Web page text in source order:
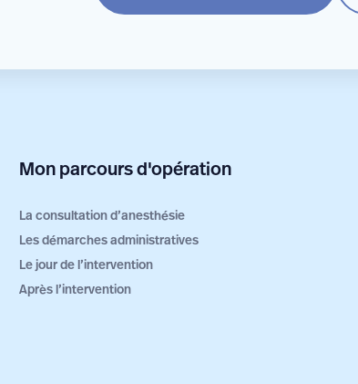
Mon parcours d'opération
La consultation d’anesthésie
Les démarches administratives
Le jour de l’intervention
Après l’intervention